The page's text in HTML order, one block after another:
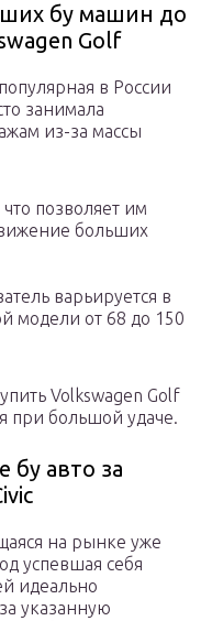
бу машин до
Golf
в России
занимала
из-за массы
позволяет им
больших
варьируется в
модели от 68 до 150
Volkswagen Golf
при большой удаче.
бу авто за
на рынке уже
успевшая себя
идеально
указанную